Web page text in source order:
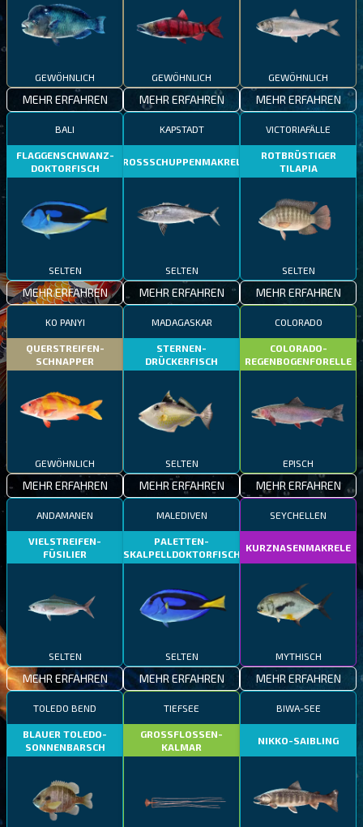
GEWÖHNLICH
MEHR ERFAHREN
GEWÖHNLICH
MEHR ERFAHREN
GEWÖHNLICH
MEHR ERFAHREN
BALI
FLAGGENSCHWANZ-
DOKTORFISCH
SELTEN
MEHR ERFAHREN
KAPSTADT
GROSSSCHUPPENMAKRELE
SELTEN
MEHR ERFAHREN
VICTORIAFÄLLE
ROTBRÜSTIGER
TILAPIA
SELTEN
MEHR ERFAHREN
KO PANYI
QUERSTREIFEN-
SCHNAPPER
GEWÖHNLICH
MEHR ERFAHREN
MADAGASKAR
STERNEN-
DRÜCKERFISCH
SELTEN
MEHR ERFAHREN
COLORADO
COLORADO-
REGENBOGENFORELLE
EPISCH
MEHR ERFAHREN
ANDAMANEN
VIELSTREIFEN-
FÜSILIER
SELTEN
MEHR ERFAHREN
MALEDIVEN
PALETTEN-
SKALPELLDOKTORFISCH
SELTEN
MEHR ERFAHREN
SEYCHELLEN
KURZNASENMAKRELE
MYTHISCH
MEHR ERFAHREN
TOLEDO BEND
BLAUER TOLEDO-
SONNENBARSCH
TIEFSEE
GROSSFLOSSEN-
KALMAR
BIWA-SEE
NIKKO-SAIBLING